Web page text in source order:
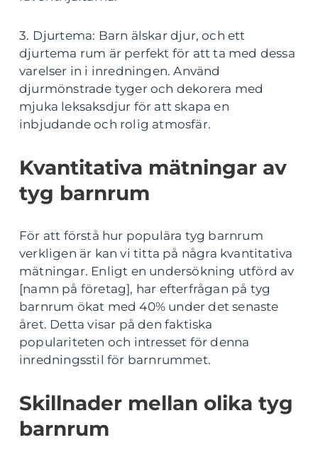
3. Djurtema: Barn älskar djur, och ett
djurtema rum är perfekt för att ta med dessa
varelser in i inredningen. Använd
djurmönstrade tyger och dekorera med
mjuka leksaksdjur för att skapa en
inbjudande och rolig atmosfär.
Kvantitativa mätningar av
tyg barnrum
För att förstå hur populära tyg barnrum
verkligen är kan vi titta på några kvantitativa
mätningar. Enligt en undersökning utförd av
[namn på företag], har efterfrågan på tyg
barnrum ökat med 40% under det senaste
året. Detta visar på den faktiska
populariteten och intresset för denna
inredningsstil för barnrummet.
Skillnader mellan olika tyg
barnrum